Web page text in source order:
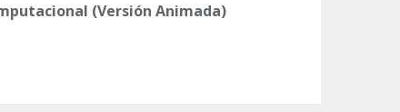
(Versión Animada)